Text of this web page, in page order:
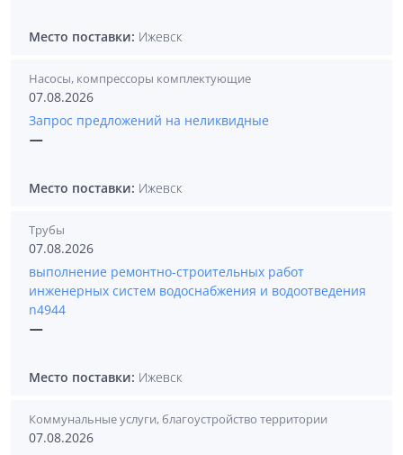
Место поставки: Ижевск
Насосы, компрессоры комплектующие
07.08.2026
Запрос предложений на неликвидные
—
Место поставки: Ижевск
Трубы
07.08.2026
выполнение ремонтно-строительных работ
инженерных систем водоснабжения и водоотведения
n4944
—
Место поставки: Ижевск
Коммунальные услуги, благоустройство территории
07.08.2026